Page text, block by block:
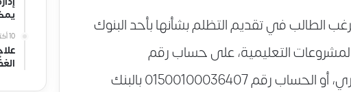
الطالب في تقديم التظلم بشأنها بأحد البنوك
التعليمية، على حساب رقم
9/450/88040/2 بالبنك المركزي المصري، أو الحساب رقم 01500100036407 بالبنك
10 أكتوبر، 2024